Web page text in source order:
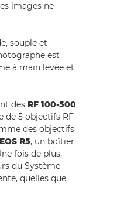
images ne
souple et
est
à main levée et
des RF 100-500
de 5 objectifs RF
des objectifs
EOS R5, un boîtier
fois de plus,
du Système
quelles que